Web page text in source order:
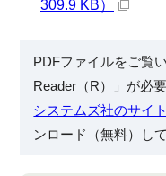
309.9 KB）
PDFファイルをご覧
Reader（R）」が必
システムズ社のサイ
ンロード（無料）し